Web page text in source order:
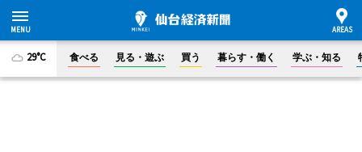
29°C 食べる 見る・遊ぶ 買う 暮らす・働く 学ぶ・知る